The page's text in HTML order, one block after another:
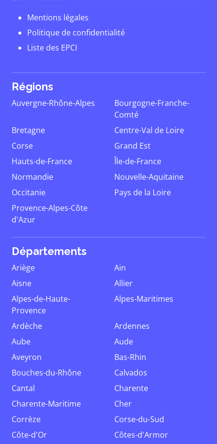
Mentions légales
Politique de confidentialité
Liste des EPCI
Régions
Auvergne-Rhône-Alpes
Bourgogne-Franche-
Comté
Bretagne
Centre-Val de Loire
Corse
Grand Est
Hauts-de-France
Île-de-France
Normandie
Nouvelle-Aquitaine
Occitanie
Pays de la Loire
Provence-Alpes-Côte
d'Azur
Départements
Ariège
Ain
Aisne
Allier
Alpes-de-Haute-
Provence
Alpes-Maritimes
Ardèche
Ardennes
Aube
Aude
Aveyron
Bas-Rhin
Bouches-du-Rhône
Calvados
Cantal
Charente
Charente-Maritime
Cher
Corrèze
Corse-du-Sud
Côte-d'Or
Côtes-d'Armor